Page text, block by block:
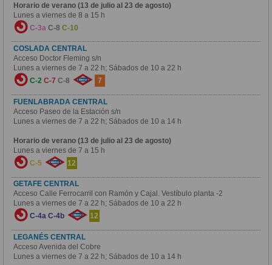
Horario de verano (13 de julio al 23 de agosto)
Lunes a viernes de 8 a 15 h
C-3a C-8 C-10
COSLADA CENTRAL
Acceso Doctor Fleming s/n
Lunes a viernes de 7 a 22 h; Sábados de 10 a 22 h
C-2 C-7 C-8 7
FUENLABRADA CENTRAL
Acceso Paseo de la Estación s/n
Lunes a viernes de 7 a 22 h; Sábados de 10 a 14 h
Horario de verano (13 de julio al 23 de agosto)
Lunes a viernes de 7 a 15 h
C-5
12
GETAFE CENTRAL
Acceso Calle Ferrocarril con Ramón y Cajal. Vestíbulo planta -2
Lunes a viernes de 7 a 22 h; Sábados de 10 a 22 h
C-4a C-4b 12
LEGANÉS CENTRAL
Acceso Avenida del Cobre
Lunes a viernes de 7 a 22 h; Sábados de 10 a 14 h